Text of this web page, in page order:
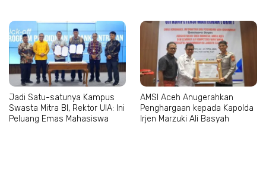
Jadi Satu-satunya Kampus
Swasta Mitra BI, Rektor UIA: Ini
Peluang Emas Mahasiswa
AMSI Aceh Anugerahkan
Penghargaan kepada Kapolda
Irjen Marzuki Ali Basyah